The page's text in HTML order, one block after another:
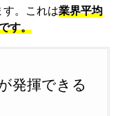
す。これは業界平均
す。
発揮できる